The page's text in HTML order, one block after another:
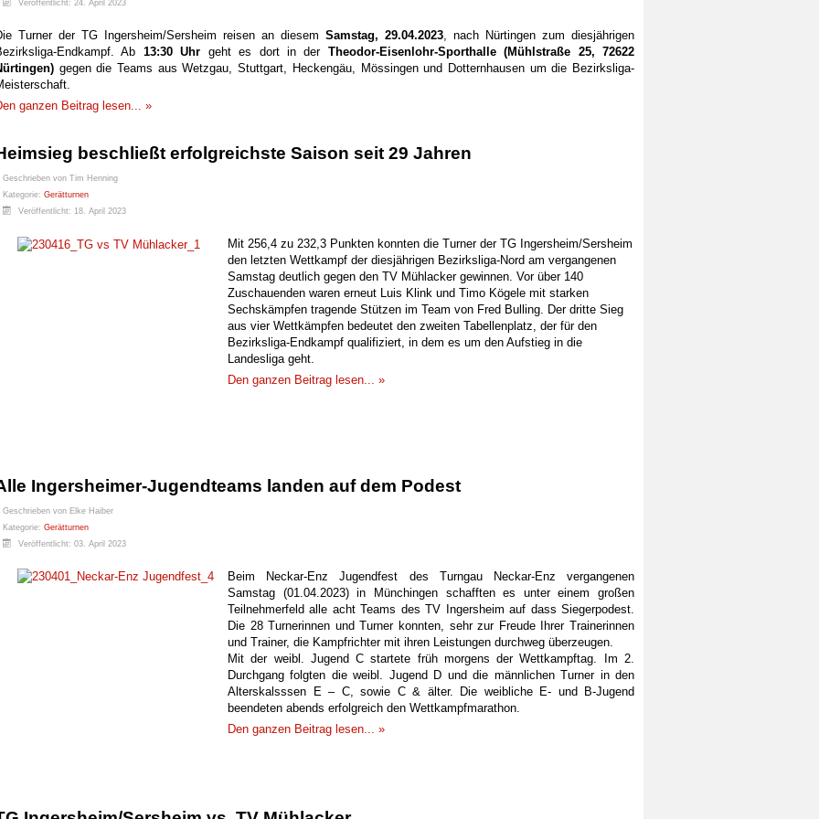
Veröffentlicht: 24. April 2023
Turner der TG Ingersheim/Sersheim reisen an diesem Samstag, 29.04.2023, nach Nürtingen zum diesjährigen
Endkampf. Ab 13:30 Uhr geht es dort in der Theodor-Eisenlohr-Sporthalle (Mühlstraße 25, 72622
gegen die Teams aus Wetzgau, Stuttgart, Heckengäu, Mössingen und Dotternhausen um die Bezirksliga-
ganzen Beitrag lesen... »
beschließt erfolgreichste Saison seit 29 Jahren
Geschrieben von Tim Henning
Kategorie: Gerätturnen
Veröffentlicht: 18. April 2023
Mit 256,4 zu 232,3 Punkten konnten die Turner der TG Ingersheim/Sersheim
den letzten Wettkampf der diesjährigen Bezirksliga-Nord am vergangenen
Samstag deutlich gegen den TV Mühlacker gewinnen. Vor über 140
Zuschauenden waren erneut Luis Klink und Timo Kögele mit starken
Sechskämpfen tragende Stützen im Team von Fred Bulling. Der dritte Sieg
aus vier Wettkämpfen bedeutet den zweiten Tabellenplatz, der für den
Bezirksliga-Endkampf qualifiziert, in dem es um den Aufstieg in die
Landesliga geht.
Den ganzen Beitrag lesen... »
Ingersheimer-Jugendteams landen auf dem Podest
Geschrieben von Elke Haiber
Kategorie: Gerätturnen
Veröffentlicht: 03. April 2023
Beim Neckar-Enz Jugendfest des Turngau Neckar-Enz vergangenen
Samstag (01.04.2023) in Münchingen schafften es unter einem großen
Teilnehmerfeld alle acht Teams des TV Ingersheim auf dass Siegerpodest.
Die 28 Turnerinnen und Turner konnten, sehr zur Freude Ihrer Trainerinnen
und Trainer, die Kampfrichter mit ihren Leistungen durchweg überzeugen.
Mit der weibl. Jugend C startete früh morgens der Wettkampftag. Im 2.
Durchgang folgten die weibl. Jugend D und die männlichen Turner in den
Alterskalsssen E – C, sowie C & älter. Die weibliche E- und B-Jugend
beendeten abends erfolgreich den Wettkampfmarathon.
Den ganzen Beitrag lesen... »